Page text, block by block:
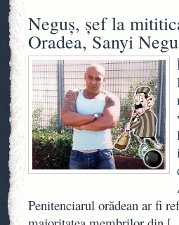
Neguş, şef la
Oradea, Sanyi
Penitenciarul orădean ar fi